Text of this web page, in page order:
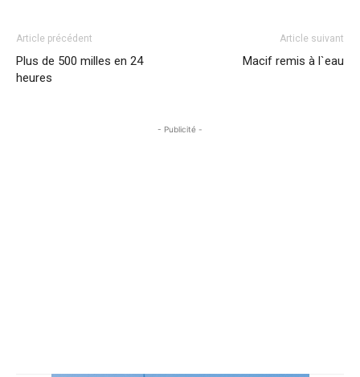
Article précédent
Plus de 500 milles en 24
heures
Article suivant
Macif remis à l`eau
- Publicité -